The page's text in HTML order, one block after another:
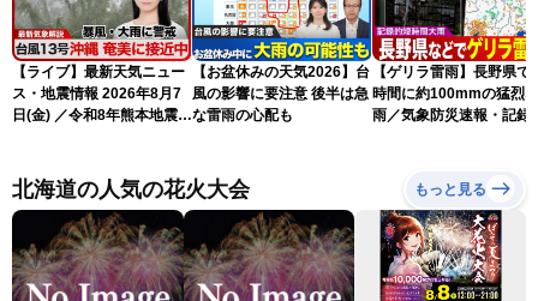
【ライブ】最新天気ニュー
ス・地震情報 2026年8月7
日(金) ／令和8年熊本地震情
ーン・駒木結衣／内藤邦
裕〉
【お盆休みの天気2026】台
風の影響に要注意 後半は急
な雷雨の心配も
【ゲリラ雷雨】長野県で1
時間に約100mmの猛烈な
雨／気象防災速報・記録
北海道の人気の花火大会 もっと見る